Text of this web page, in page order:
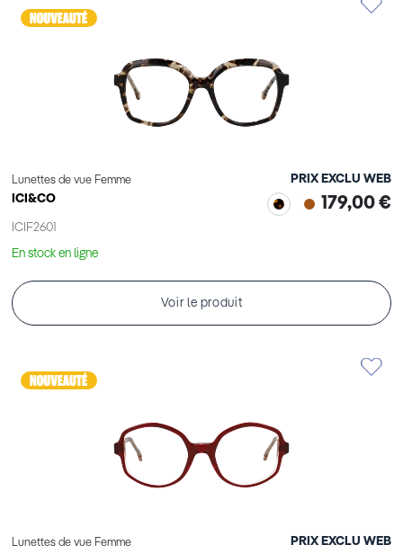
Lunettes de vue Femme
ICI&CO
ICIF2601
PRIX EXCLU WEB
179,00 €
En stock en ligne
Voir le produit
Lunettes de vue Femme PRIX EXCLU WEB